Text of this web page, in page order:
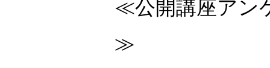
≪公開講座アン
≫